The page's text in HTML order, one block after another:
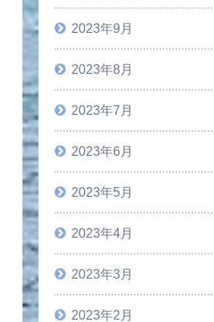
2023年9月
2023年8月
2023年7月
2023年6月
2023年5月
2023年4月
2023年3月
2023年2月